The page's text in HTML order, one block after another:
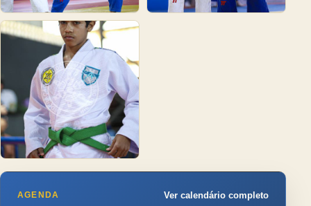
AGENDA Ver calendário completo